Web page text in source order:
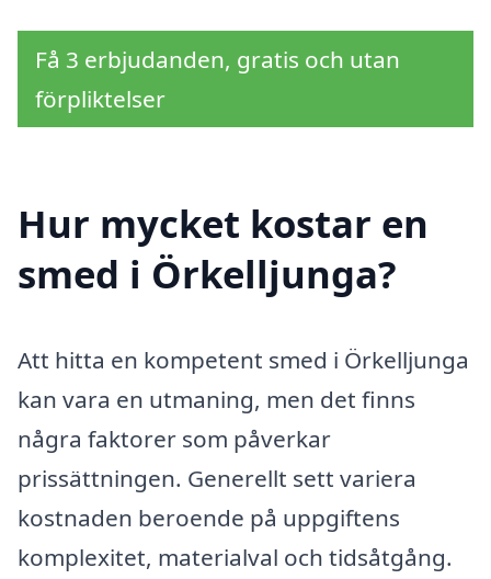
Få 3 erbjudanden, gratis och utan
förpliktelser
Hur mycket kostar en
smed i Örkelljunga?
Att hitta en kompetent smed i Örkelljunga
kan vara en utmaning, men det finns
några faktorer som påverkar
prissättningen. Generellt sett variera
kostnaden beroende på uppgiftens
komplexitet, materialval och tidsåtgång.